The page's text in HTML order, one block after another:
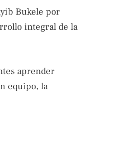
Bukele por
integral de la
aprender
equipo, la